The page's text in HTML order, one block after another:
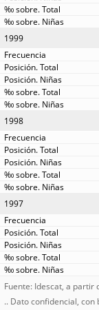
1999
1998
1997
Fuente: Idescat, a partir
.. Dato confidencial,